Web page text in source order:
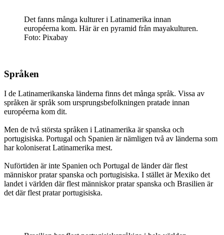
Det fanns många kulturer i Latinamerika innan
européerna kom. Här är en pyramid från mayakulturen.
Foto: Pixabay
Språken
I de Latinamerikanska länderna finns det många språk. Vissa av
språken är språk som ursprungsbefolkningen pratade innan
européerna kom dit.
Men de två största språken i Latinamerika är spanska och
portugisiska. Portugal och Spanien är nämligen två av länderna som
har koloniserat Latinamerika mest.
Nuförtiden är inte Spanien och Portugal de länder där flest
människor pratar spanska och portugisiska. I stället är Mexiko det
landet i världen där flest människor pratar spanska och Brasilien är
det där flest pratar portugisiska.